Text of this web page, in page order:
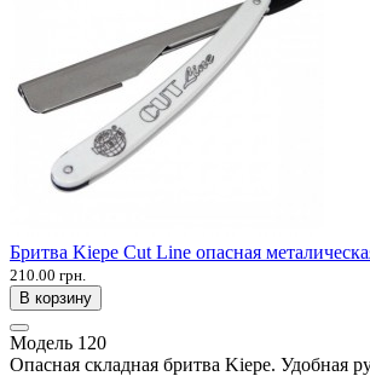
Бритва Kiepe Cut Line опасная
210.00 грн.
В корзину
Модель 120
Опасная складная бритва Kiepe. Удобная